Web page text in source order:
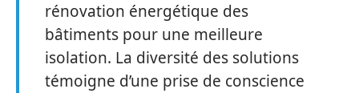
rénovation énergétique des
bâtiments pour une meilleure
isolation. La diversité des solutions
témoigne d’une prise de conscience